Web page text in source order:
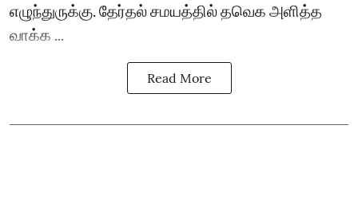
எழுந்துருக்கு. தேர்தல் சமயத்தில் தவெக அளித்த
வாக்க ...
Read More